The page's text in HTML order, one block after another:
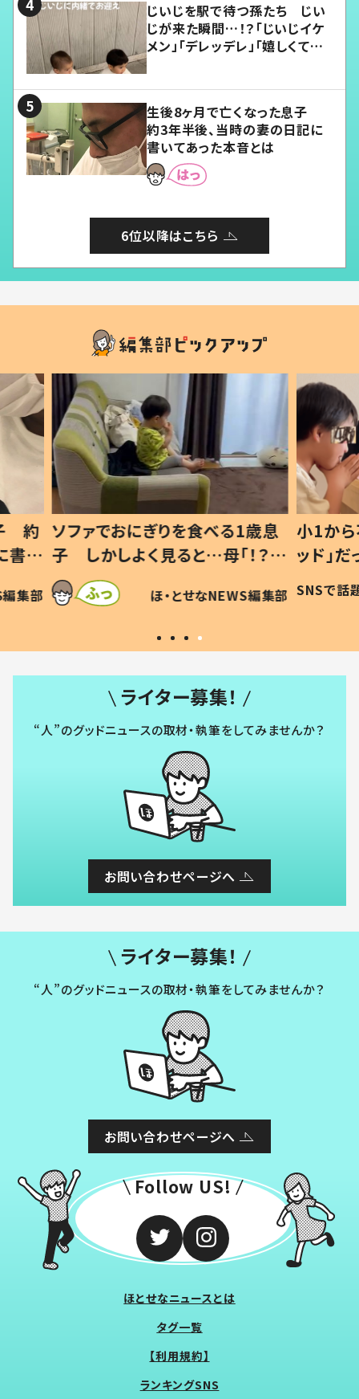
じいじを駅で待つ孫たち じい
じが来た瞬間…！？「じいじイケ
メン」「デレッデレ」「嬉しくて可
生後8ヶ月で亡くなった息子
約3年半後、当時の妻の日記に
書いてあった本音とは
6位以降はこちら
歳息
？」
編集部
小1から不登校、息子は「ギフテ
ッド」だった 父が“ウチ給食”を
作り続ける理由とは #令和の親
#令和の子
SNSで話題 ほ・とせなNEWS編集部
ひ孫
が、抱
「涙
い」
ライター募集！
“人”のグッドニュースの取材・執筆をしてみませんか？
お問い合わせページへ
ライター募集！
“人”のグッドニュースの取材・執筆をしてみませんか？
お問い合わせページへ
Follow US!
ほとせなニュースとは
タグ一覧
【利用規約】
ランキングSNS